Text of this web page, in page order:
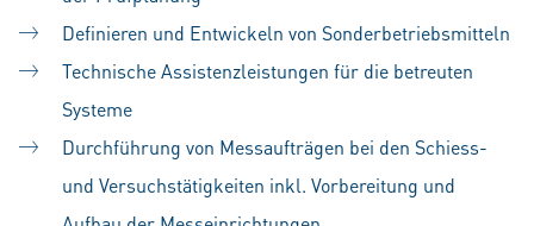
Definieren und Entwickeln von Sonderbetriebsmitteln
Technische Assistenzleistungen für die betreuten
Systeme
Durchführung von Messaufträgen bei den Schiess-
und Versuchstätigkeiten inkl. Vorbereitung und